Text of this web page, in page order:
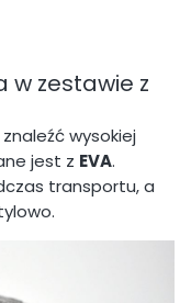
w zestawie z
wysokiej
jest z EVA.
transportu, a